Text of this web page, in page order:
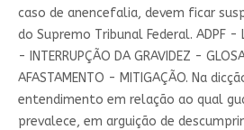
caso de anencefalia, devem ficar
do Supremo Tribunal Federal. ADPF -
- INTERRUPÇÃO DA GRAVIDEZ -
AFASTAMENTO - MITIGAÇÃO. Na
entendimento em relação ao qual
prevalece, em arguição de